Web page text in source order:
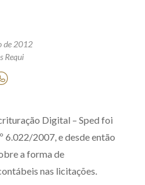
Privacidade
Titulares de Dados
(contato)
e serviços
Fácil IA
Play
de 2012
Requi
Digital – Sped foi
6.022/2007, e desde então
a forma de
nas licitações.